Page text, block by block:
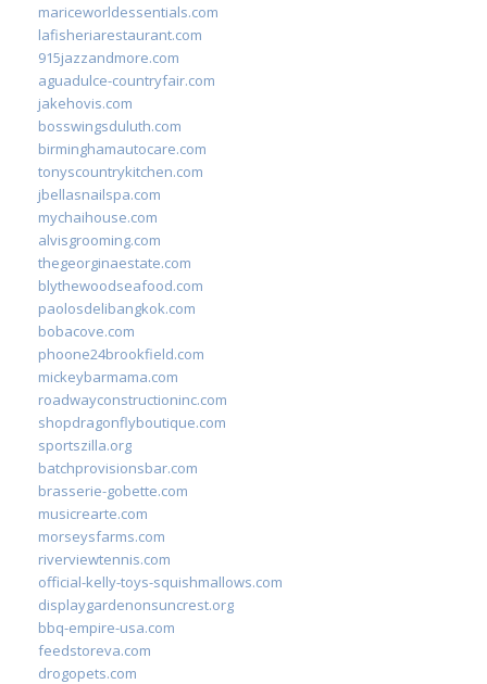
mariceworldessentials.com
lafisheriarestaurant.com
915jazzandmore.com
aguadulce-countryfair.com
jakehovis.com
bosswingsduluth.com
birminghamautocare.com
tonyscountrykitchen.com
jbellasnailspa.com
mychaihouse.com
alvisgrooming.com
thegeorginaestate.com
blythewoodseafood.com
paolosdelibangkok.com
bobacove.com
phoone24brookfield.com
mickeybarmama.com
roadwayconstructioninc.com
shopdragonflyboutique.com
sportszilla.org
batchprovisionsbar.com
brasserie-gobette.com
musicrearte.com
morseysfarms.com
riverviewtennis.com
official-kelly-toys-squishmallows.com
displaygardenonsuncrest.org
bbq-empire-usa.com
feedstoreva.com
drogopets.com